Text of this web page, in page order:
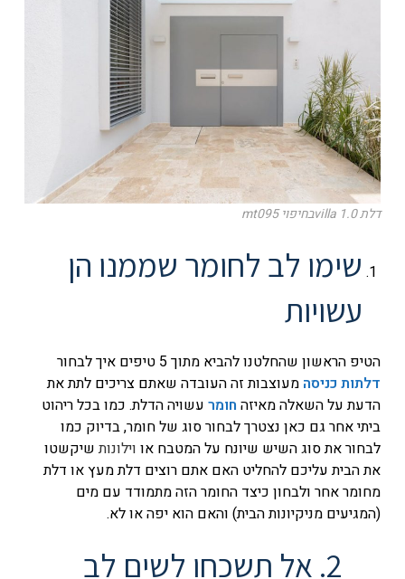
דלת villa 1.0בחיפוי mt095
שימו לב לחומר שממנו הן
עשויות
הטיפ הראשון שהחלטנו להביא מתוך 5 טיפים איך לבחור
דלתות כניסה מעוצבות זה העובדה שאתם צריכים לתת את
הדעת על השאלה מאיזה חומר עשויה הדלת. כמו בכל ריהוט
ביתי אחר גם כאן נצטרך לבחור סוג של חומר, בדיוק כמו
לבחור את סוג השיש שיונח על המטבח או וילונותשיקשטו
את הבית עליכם להחליט האם אתם רוצים דלת מעץ או דלת
מחומר אחר ולבחון כיצד החומר הזה מתמודד עם מים
(המגיעים מניקיונות הבית) והאם הוא יפה או לא.
2. אל תשכחו לשים לב